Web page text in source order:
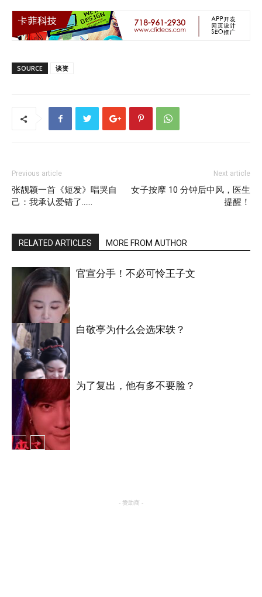
SOURCE 谈资
Previous article
张靓颖一首《短发》唱哭自
己：我承认爱错了……
Next article
女子按摩 10 分钟后中风，医生
提醒！
RELATED ARTICLES MORE FROM AUTHOR
明星八卦
官宣分手！不必可怜王子文
明星八卦
白敬亭为什么会选宋轶？
为了复出，他有多不要脸？
- 赞助商 -